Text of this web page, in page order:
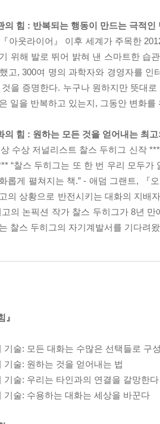
의 힘 : 반복되는 행동이 만드는 극적인
『아웃라이어』 이후 세계가 주목한
위해 발로 뛰어 밝혀 낸 스마트한 습
고, 300여 명의 과학자와 경영자를
을 증명한다. 누구나 원하지만 뜻대
일을 반복하고 있는지, 그동안 변화
의 힘 : 원하는 모든 것을 얻어내는 최
수상 저널리스트 찰스 두히그 신작
“찰스 두히그는 또 한 번 우리 모두
롭게 펼쳐지는 책.” - 애덤 그랜트, 『
의 상황으로 반전시키는 대화의 지배
의 논픽션 작가 찰스 두히그가 8년
찰스 두히그의 자기계발서를 기다려
』
기술: 모든 대화는 수많은 선택들로 구
기술: 원하는 것을 얻어내는 법
기술: 우리는 타인과의 연결을 갈망한다
기술: 수용하는 대화는 세상을 바꾼다